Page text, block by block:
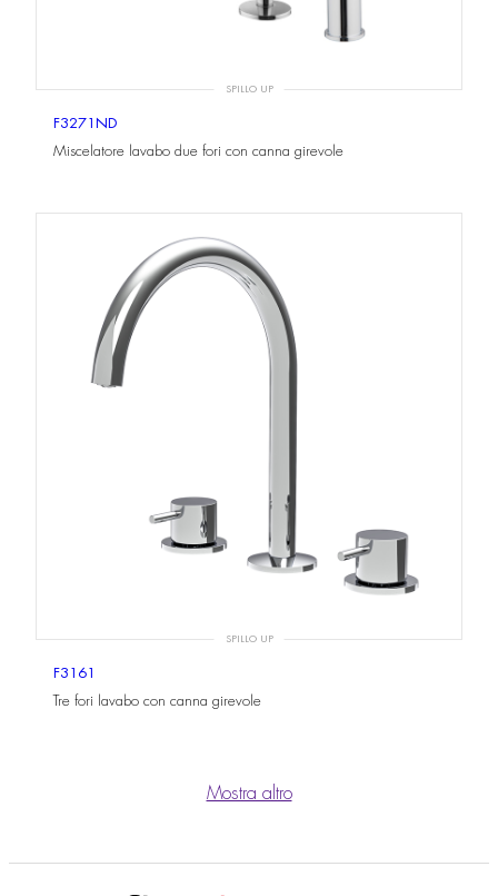
SPILLO UP
F3271ND
Miscelatore lavabo due fori con canna girevole
SPILLO UP
F3161
Tre fori lavabo con canna girevole
Mostra altro